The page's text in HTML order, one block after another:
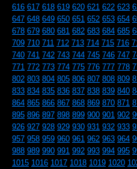
616 617 618 619 620 621 622 623
647 648 649 650 651 652 653 654
678 679 680 681 682 683 684 685
709 710 711 712 713 714 715 716
740 741 742 743 744 745 746 747
771 772 773 774 775 776 777 778
802 803 804 805 806 807 808 809
833 834 835 836 837 838 839 840
864 865 866 867 868 869 870 871
895 896 897 898 899 900 901 902
926 927 928 929 930 931 932 933
957 958 959 960 961 962 963 964
988 989 990 991 992 993 994 995
1015 1016 1017 1018 1019 1020